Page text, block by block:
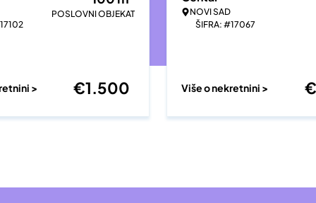
POSLOVNI OBJEKAT
> €1.500
NOVI SAD
ŠIFRA: #17067
Više o nekretnini > €